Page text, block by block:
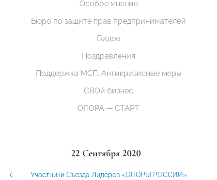
Особое мнение
Бюро по защите прав предпринимателей
Видео
Поздравления
Поддержка МСП. Антикризисные меры
СВОй бизнес
ОПОРА — СТАРТ
22 Сентября 2020
Участники Съезда Лидеров «ОПОРЫ РОССИИ»